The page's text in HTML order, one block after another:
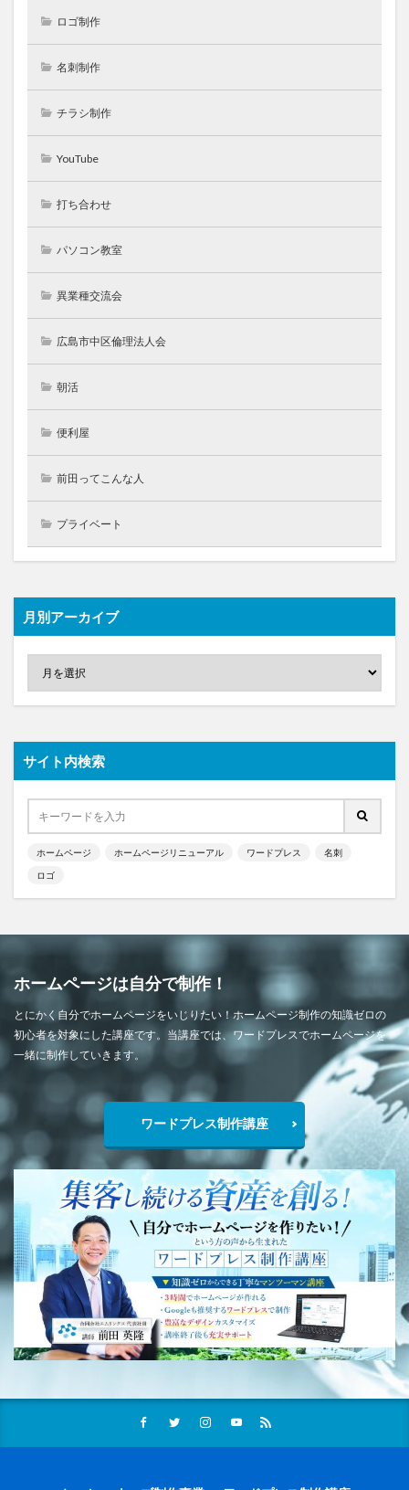
ロゴ制作
名刺制作
チラシ制作
YouTube
打ち合わせ
パソコン教室
異業種交流会
広島市中区倫理法人会
朝活
便利屋
前田ってこんな人
プライベート
月別アーカイブ
サイト内検索
ホームページ ホームページリニューアル ワードプレス 名刺
ロゴ
ホームページは自分で制作！
とにかく自分でホームページをいじりたい！ホームページ制作の知識ゼロの
初心者を対象にした講座です。当講座では、ワードプレスでホームページを
一緒に制作していきます。
ワードプレス制作講座